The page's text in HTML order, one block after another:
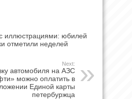
иллюстрациями: юбилей
отметили неделей
Next:
автомобиля на АЗС
можно оплатить в
Единой карты
петербуржца